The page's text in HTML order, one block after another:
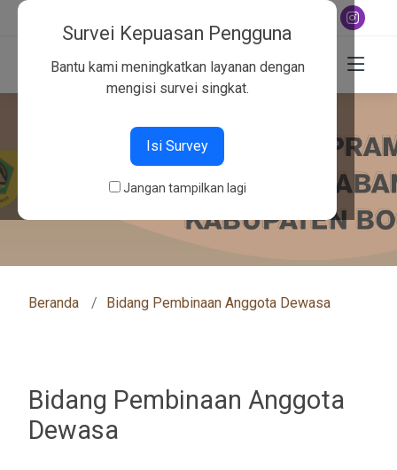
Beranda Bidang Pembinaan Anggota Dewasa
Bidang Pembinaan Anggota
Dewasa
Survei Kepuasan Pengguna
Bantu kami meningkatkan layanan dengan
mengisi survei singkat.
Isi Survey
Jangan tampilkan lagi